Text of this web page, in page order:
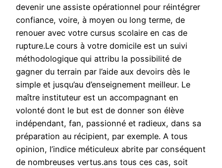
devenir une assiste opérationnel pour réintégrer
confiance, voire, à moyen ou long terme, de
renouer avec votre cursus scolaire en cas de
rupture.Le cours à votre domicile est un suivi
méthodologique qui attribu la possibilité de
gagner du terrain par l’aide aux devoirs dès le
simple et jusqu’au d’enseignement meilleur. Le
maître instituteur est un accompagnant en
volonté dont le but est de donner son élève
indépendant, fan, passionné et radieux, dans sa
préparation au récipient, par exemple. A tous
opinion, l’indice méticuleux abrite par conséquent
de nombreuses vertus.ans tous ces cas, soit